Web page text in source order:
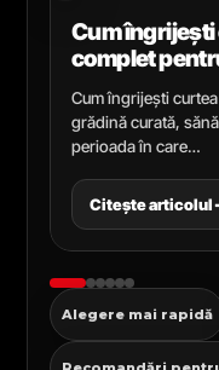
Cum
complet
sănătoasă și
Cum îngrijești
grădină curată,
perioada în care…
Citește articolul
Alegere mai rapidă